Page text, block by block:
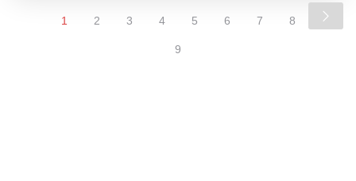
1 2 3 4 5 6 7 8
9